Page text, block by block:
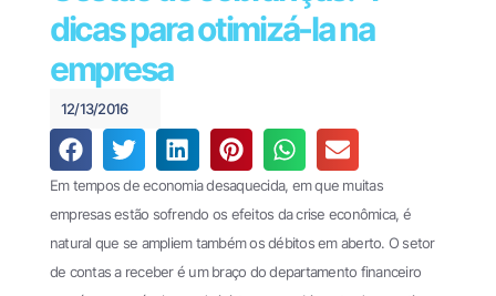
Pagamentos
Documentos
Fiscais
Oobj
File
Transfer
440
(61)
dicas para otimizá-la na
empresa
12/13/2016
Em tempos de economia desaquecida, em que muitas
empresas estão sofrendo os efeitos da crise econômica, é
natural que se ampliem também os débitos em aberto. O setor
de contas a receber é um braço do departamento financeiro